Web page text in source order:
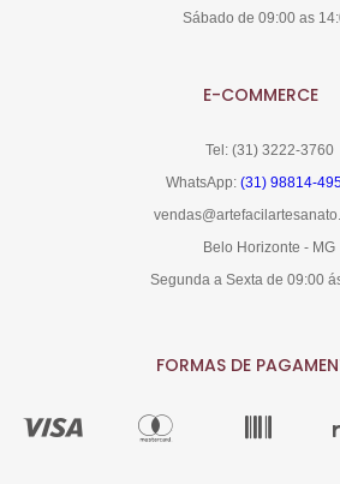
Sábado de 09:00 as
E-COMMERCE
Tel: (31) 3222-3760
WhatsApp: (31) 98814-
Belo Horizonte - MG
Segunda a Sexta de 09:00
FORMAS DE